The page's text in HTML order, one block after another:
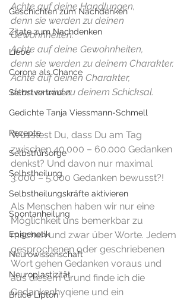
Geschichten zum Nachdenken
Zitate zum Nachdenken
Liebe
Corona als Chance
Selbstvertrauen
Gedichte Tanja Viessmann-Schmell
Rezepte
Selbstfürsorge
Selbstheilung
Selbstheilungskräfte aktivieren
Spontanheilung
Epigenetik
Neurowissenschaft
Neuroplastizität
Bruce Lipton
Achte auf deine Handlungen,
denn sie werden zu deinen
Gewohnheiten.
Achte auf deine Gewohnheiten,
denn sie werden zu deinem Charakter.
Achte auf deinen Charakter,
denn er wird zu deinem Schicksal.
Wusstest Du, dass Du am Tag
zwischen 40.000 – 60.000 Gedanken
denkst? Und davon nur maximal
3.000 – 5.000 Gedanken bewusst?!
Als Menschen haben wir nur eine
Möglichkeit uns bemerkbar zu
machen und zwar über Worte. Jedem
gesprochenen oder geschriebenen
Wort gehen Gedanken voraus und
aus diesem Grund finde ich die
Gedankenhyqiene und ein